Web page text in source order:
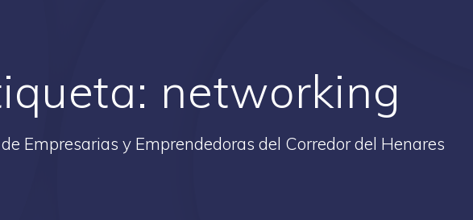
networking
Empresarias y Emprendedoras del Corredor del Henares